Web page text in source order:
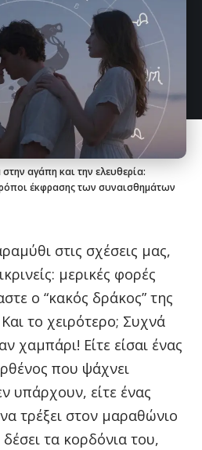
αγάπη και την ελευθερία:
έκφρασης των συναισθημάτων
στις σχέσεις μας,
μερικές φορές
ο “κακός δράκος” της
το χειρότερο; Συχνά
χαμπάρι! Είτε είσαι ένας
που ψάχνει
υπάρχουν, είτε ένας
τρέξει στον μαραθώνιο
τα κορδόνια του,